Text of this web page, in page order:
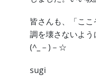
皆さんも、「こ
調を壊さないよう
(^_－)－☆
sugi